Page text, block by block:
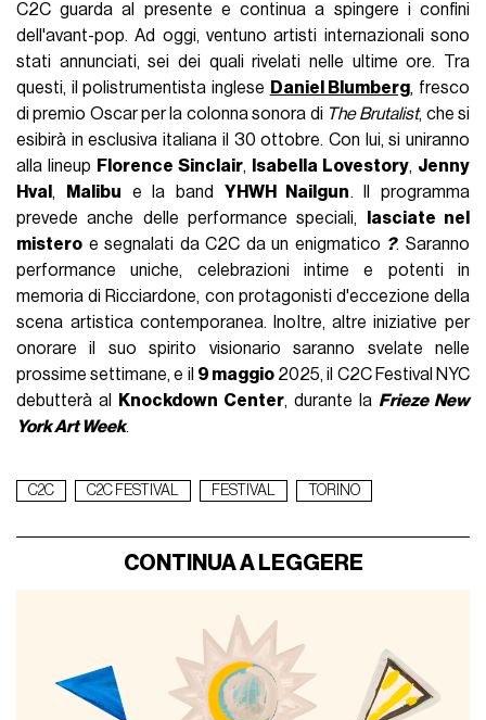
C2C guarda al presente e continua a spingere i confini
dell'avant-pop. Ad oggi, ventuno artisti internazionali sono
stati annunciati, sei dei quali rivelati nelle ultime ore. Tra
questi, il polistrumentista inglese Daniel Blumberg, fresco
di premio Oscar per la colonna sonora di The Brutalist, che si
esibirà in esclusiva italiana il 30 ottobre. Con lui, si uniranno
alla lineup Florence Sinclair, Isabella Lovestory, Jenny
Hval , Malibu e la band YHWH Nailgun. Il programma
prevede anche delle performance speciali,
lasciate nel
mistero e segnalati da C2C da un enigmatico ?. Saranno
performance uniche, celebrazioni intime e potenti in
memoria di Ricciardone, con protagonisti d'eccezione della
scena artistica contemporanea. Inoltre, altre iniziative per
onorare il suo spirito visionario saranno svelate nelle
prossime settimane, e il 9 maggio 2025, il C2C Festival NYC
debutterà al
Knockdown Center, durante la Frieze New
York Art Week.
C2C C2C FESTIVAL FESTIVAL TORINO
CONTINUA A LEGGERE